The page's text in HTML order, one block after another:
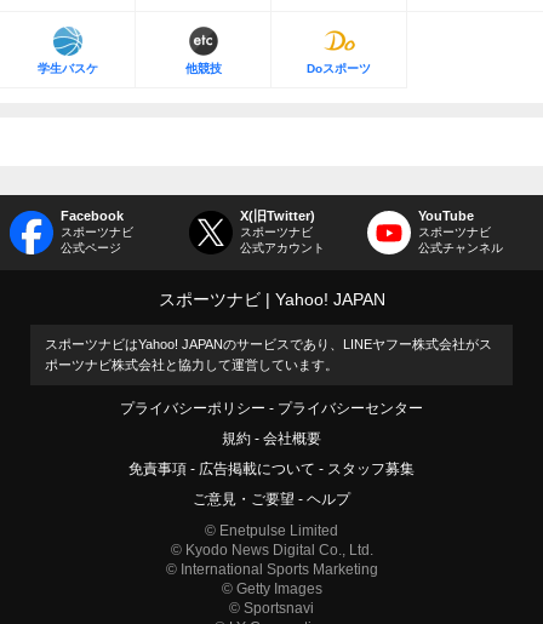
学生バスケ 他競技 Doスポーツ
Facebook
スポーツナビ
公式ページ
X(旧Twitter)
スポーツナビ
公式アカウント
YouTube
スポーツナビ
公式チャンネル
スポーツナビ Yahoo! JAPAN
スポーツナビはYahoo! JAPANのサービスであり、LINEヤフー株式会社がス
ポーツナビ株式会社と協力して運営しています。
プライバシーポリシー
プライバシーセンター
規約
会社概要
免責事項
広告掲載について
スタッフ募集
ご意見・ご要望
ヘルプ
© Enetpulse Limited
© Kyodo News Digital Co., Ltd.
© International Sports Marketing
© Getty Images
© Sportsnavi